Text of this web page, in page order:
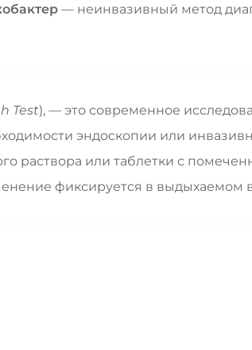
— неинвазивный метод
Test), — это современное
эндоскопии или
раствора или таблетки с
фиксируется в выдыхаемом